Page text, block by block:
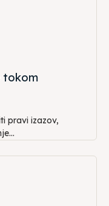
tokom
pravi izazov,